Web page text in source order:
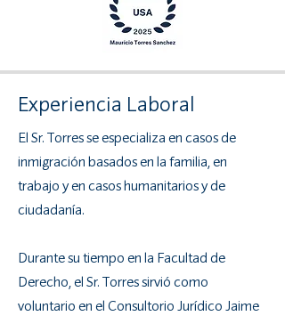
Experiencia Laboral
El Sr. Torres se especializa en casos de
inmigración basados en la familia, en
trabajo y en casos humanitarios y de
ciudadanía.
Durante su tiempo en la Facultad de
Derecho, el Sr. Torres sirvió como
voluntario en el Consultorio Jurídico Jaime